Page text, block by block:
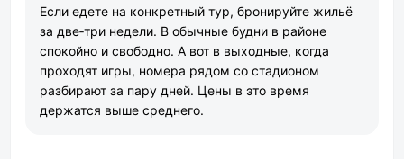
Если едете на конкретный тур, бронируйте жильё
за две‑три недели. В обычные будни в районе
спокойно и свободно. А вот в выходные, когда
проходят игры, номера рядом со стадионом
разбирают за пару дней. Цены в это время
держатся выше среднего.